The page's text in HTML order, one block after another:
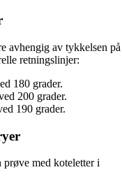
avhengig av tykkelsen på
retningslinjer:
180 grader.
200 grader.
190 grader.
med koteletter i